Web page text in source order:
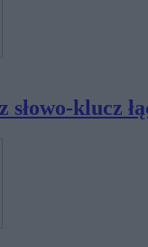
słowo-klucz